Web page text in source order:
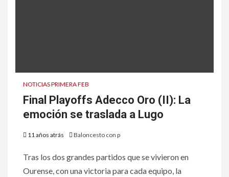
NOTICIAS PRIMERA FEB
Final Playoffs Adecco Oro (II): La
emoción se traslada a Lugo
11 años atrás Baloncesto con p
Tras los dos grandes partidos que se vivieron en
Ourense, con una victoria para cada equipo, la